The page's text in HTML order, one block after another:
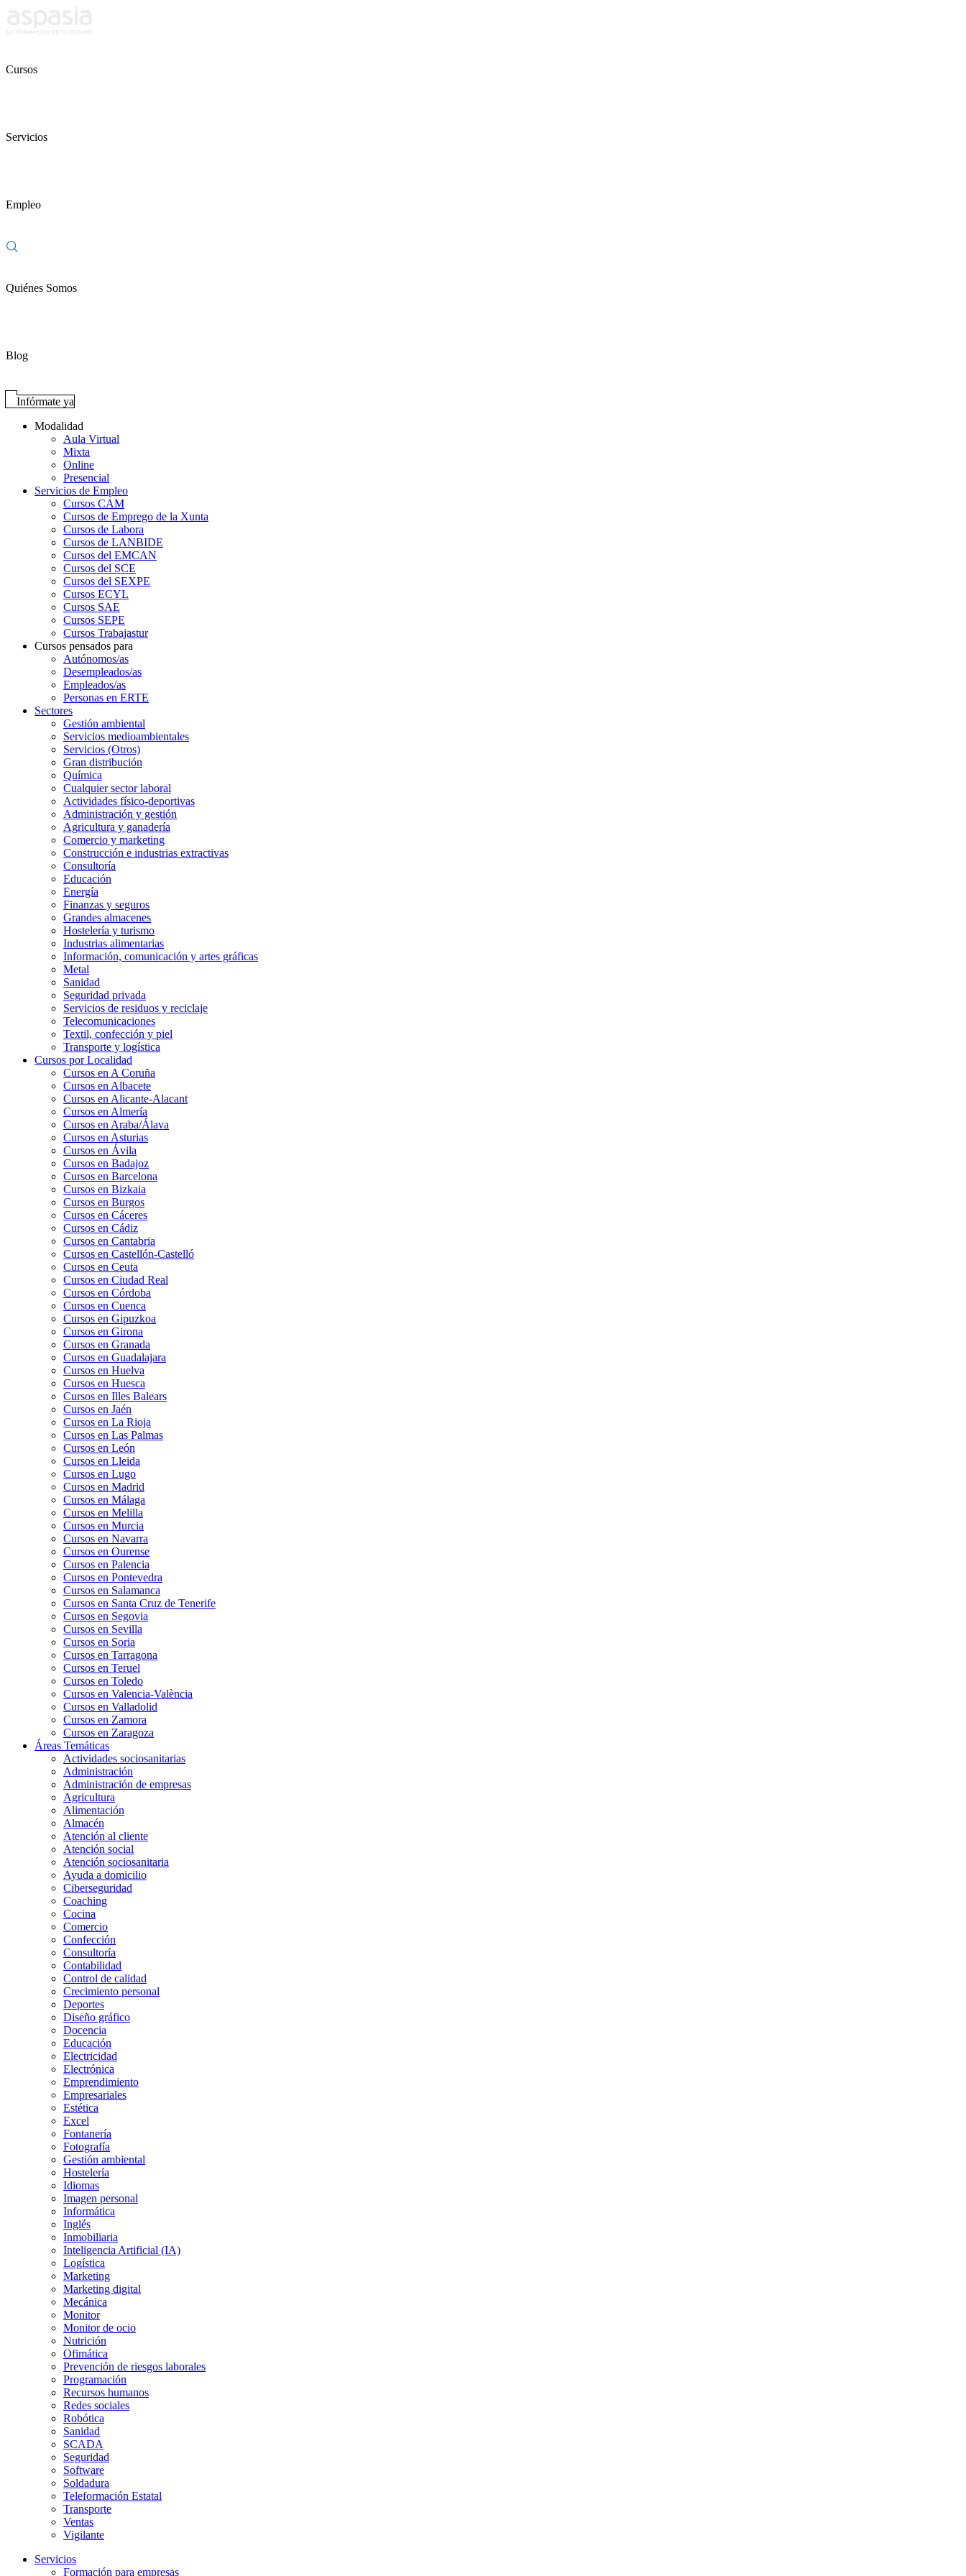
Cursos
Servicios
Empleo
Quiénes Somos
Blog
Infórmate ya
Modalidad
Aula Virtual
Mixta
Online
Presencial
Servicios de Empleo
Cursos CAM
Cursos de Emprego de la Xunta
Cursos de Labora
Cursos de LANBIDE
Cursos del EMCAN
Cursos del SCE
Cursos del SEXPE
Cursos ECYL
Cursos SAE
Cursos SEPE
Cursos Trabajastur
Cursos pensados para
Autónomos/as
Desempleados/as
Empleados/as
Personas en ERTE
Sectores
Gestión ambiental
Servicios medioambientales
Servicios (Otros)
Gran distribución
Química
Cualquier sector laboral
Actividades físico-deportivas
Administración y gestión
Agricultura y ganadería
Comercio y marketing
Construcción e industrias extractivas
Consultoría
Educación
Energía
Finanzas y seguros
Grandes almacenes
Hostelería y turismo
Industrias alimentarias
Información, comunicación y artes gráficas
Metal
Sanidad
Seguridad privada
Servicios de residuos y reciclaje
Telecomunicaciones
Textil, confección y piel
Transporte y logística
Cursos por Localidad
Cursos en A Coruña
Cursos en Albacete
Cursos en Alicante-Alacant
Cursos en Almería
Cursos en Araba/Álava
Cursos en Asturias
Cursos en Ávila
Cursos en Badajoz
Cursos en Barcelona
Cursos en Bizkaia
Cursos en Burgos
Cursos en Cáceres
Cursos en Cádiz
Cursos en Cantabria
Cursos en Castellón-Castelló
Cursos en Ceuta
Cursos en Ciudad Real
Cursos en Córdoba
Cursos en Cuenca
Cursos en Gipuzkoa
Cursos en Girona
Cursos en Granada
Cursos en Guadalajara
Cursos en Huelva
Cursos en Huesca
Cursos en Illes Balears
Cursos en Jaén
Cursos en La Rioja
Cursos en Las Palmas
Cursos en León
Cursos en Lleida
Cursos en Lugo
Cursos en Madrid
Cursos en Málaga
Cursos en Melilla
Cursos en Murcia
Cursos en Navarra
Cursos en Ourense
Cursos en Palencia
Cursos en Pontevedra
Cursos en Salamanca
Cursos en Santa Cruz de Tenerife
Cursos en Segovia
Cursos en Sevilla
Cursos en Soria
Cursos en Tarragona
Cursos en Teruel
Cursos en Toledo
Cursos en Valencia-València
Cursos en Valladolid
Cursos en Zamora
Cursos en Zaragoza
Áreas Temáticas
Actividades sociosanitarias
Administración
Administración de empresas
Agricultura
Alimentación
Almacén
Atención al cliente
Atención social
Atención sociosanitaria
Ayuda a domicilio
Ciberseguridad
Coaching
Cocina
Comercio
Confección
Consultoría
Contabilidad
Control de calidad
Crecimiento personal
Deportes
Diseño gráfico
Docencia
Educación
Electricidad
Electrónica
Emprendimiento
Empresariales
Estética
Excel
Fontanería
Fotografía
Gestión ambiental
Hostelería
Idiomas
Imagen personal
Informática
Inglés
Inmobiliaria
Inteligencia Artificial (IA)
Logística
Marketing
Marketing digital
Mecánica
Monitor
Monitor de ocio
Nutrición
Ofimática
Prevención de riesgos laborales
Programación
Recursos humanos
Redes sociales
Robótica
Sanidad
SCADA
Seguridad
Software
Soldadura
Teleformación Estatal
Transporte
Ventas
Vigilante
Servicios
Formación para empresas